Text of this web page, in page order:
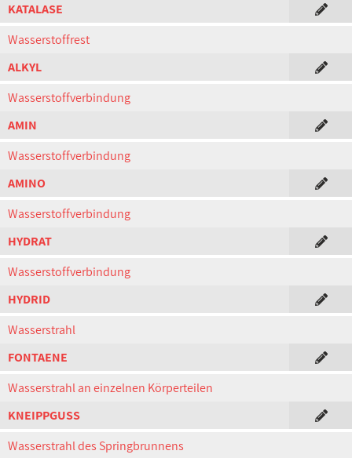
KATALASE
Wasserstoffrest
ALKYL
Wasserstoffverbindung
AMIN
Wasserstoffverbindung
AMINO
Wasserstoffverbindung
HYDRAT
Wasserstoffverbindung
HYDRID
Wasserstrahl
FONTAENE
Wasserstrahl an einzelnen Körperteilen
KNEIPPGUSS
Wasserstrahl des Springbrunnens